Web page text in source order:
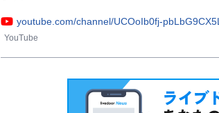
youtube.com/channel/UCOoIb0fj-
YouTube